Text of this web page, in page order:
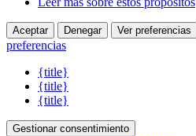
Aceptar Denegar Ver preferencias
preferencias
{title}
{title}
{title}
Gestionar consentimiento